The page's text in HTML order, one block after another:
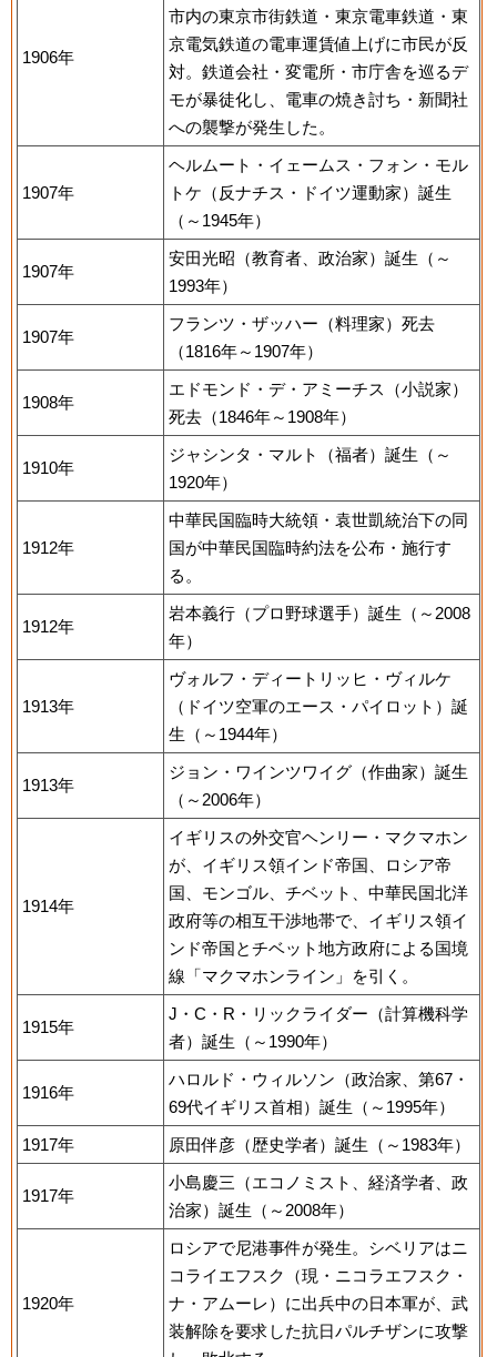
1906年
市内の東京市街鉄道・東京電車鉄道・東
京電気鉄道の電車運賃値上げに市民が反
対。鉄道会社・変電所・市庁舎を巡るデ
モが暴徒化し、電車の焼き討ち・新聞社
への襲撃が発生した。
1907年
ヘルムート・イェームス・フォン・モル
トケ（反ナチス・ドイツ運動家）誕生
（～1945年）
1907年
安田光昭（教育者、政治家）誕生（～
1993年）
1907年
フランツ・ザッハー（料理家）死去
（1816年～1907年）
1908年
エドモンド・デ・アミーチス（小説家）
死去（1846年～1908年）
1910年
ジャシンタ・マルト（福者）誕生（～
1920年）
1912年
中華民国臨時大統領・袁世凱統治下の同
国が中華民国臨時約法を公布・施行す
る。
1912年
岩本義行（プロ野球選手）誕生（～2008
年）
1913年
ヴォルフ・ディートリッヒ・ヴィルケ
（ドイツ空軍のエース・パイロット）誕
生（～1944年）
1913年
ジョン・ワインツワイグ（作曲家）誕生
（～2006年）
1914年
イギリスの外交官ヘンリー・マクマホン
が、イギリス領インド帝国、ロシア帝
国、モンゴル、チベット、中華民国北洋
政府等の相互干渉地帯で、イギリス領イ
ンド帝国とチベット地方政府による国境
線「マクマホンライン」を引く。
1915年
J・C・R・リックライダー（計算機科学
者）誕生（～1990年）
1916年
ハロルド・ウィルソン（政治家、第67・
69代イギリス首相）誕生（～1995年）
1917年
原田伴彦（歴史学者）誕生（～1983年）
1917年
小島慶三（エコノミスト、経済学者、政
治家）誕生（～2008年）
1920年
ロシアで尼港事件が発生。シベリアはニ
コライエフスク（現・ニコラエフスク・
ナ・アムーレ）に出兵中の日本軍が、武
装解除を要求した抗日パルチザンに攻撃